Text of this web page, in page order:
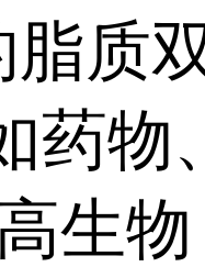
质
物、
生物